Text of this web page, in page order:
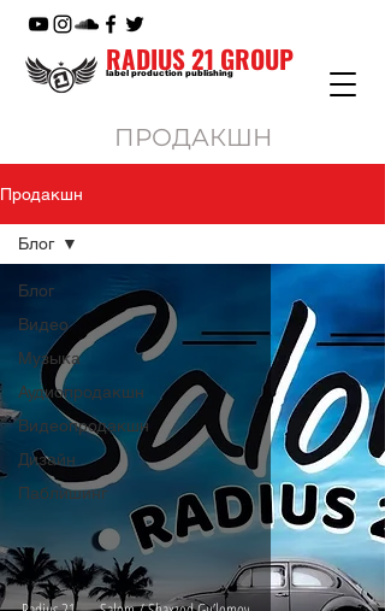
label production publishing
RADIUS 21 GROUP
ПРОДАКШН
Продакшн
Блог
Видео
Музыка
Аудиопродакшн
Видеопродакшн
Дизайн
Паблишинг
Блог